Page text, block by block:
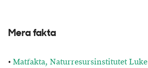
Mera fakta
•Matfakta, Naturresursinstitutet Luke